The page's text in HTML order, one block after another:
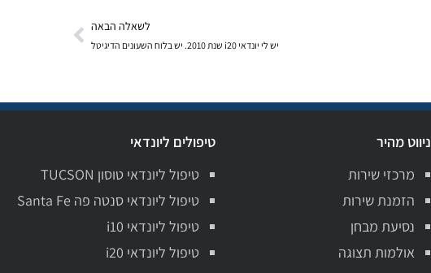
לשאלה הבאה
יש לי יונדאי i20 שנת 2010. יש בלוח השעונים הדיגיטל
ניווט מהיר
מרכזי שירות
הזמנת שירות
נסיעת מבחן
אולמות תצוגה
טיפולים ליונדאי
טיפול ליונדאי טוסון TUCSON
טיפול ליונדאי סנטה פה Santa Fe
טיפול ליונדאי i10
טיפול ליונדאי i20